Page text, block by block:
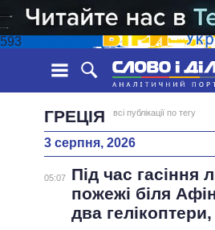
593
НОВИНИ
СТРІЧКА
ПОДІЇ
СТАТТІ
ДУМКИ
ПОЛIТИКИ
УСІ ПОЛІТИКИ
ГРЕЦІЯ всі публікації по тегу
3 серпня, 2026
05:07
Під час гасіння
пожежі біля
два гелікоптери,